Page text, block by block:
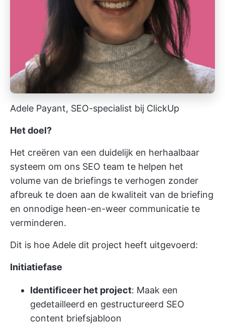
Adele Payant, SEO-specialist bij ClickUp
Het doel?
Het creëren van een duidelijk en herhaalbaar
systeem om ons SEO team te helpen het
volume van de briefings te verhogen zonder
afbreuk te doen aan de kwaliteit van de briefing
en onnodige heen-en-weer communicatie te
verminderen.
Dit is hoe Adele dit project heeft uitgevoerd:
Initiatiefase
Identificeer het project: Maak een
gedetailleerd en gestructureerd SEO
content briefsjabloon